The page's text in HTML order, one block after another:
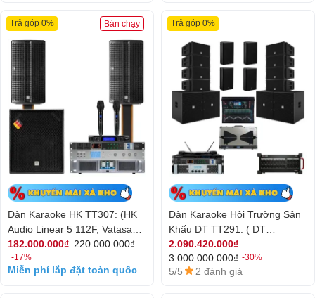
Dàn Karaoke HK TT307: (HK
Audio Linear 5 112F, Vatasa
T10, Vatasa V8Pro, DT
Lion4700, DT Alpha118,
Vatasa P9 Luxury)
Trả góp 0% Bán chạy
182.000.000₫ 220.000.000₫
-17%
Miễn phí lắp đặt toàn quốc
Dàn Karaoke Hội Trường Sân
Khấu DT TT291: ( DT
SIRIUS2A, DT SIRIUSWA, DT
Beta15M,Vatasa SKM9000, DT
Lion408, Allen & Heath SQ6,
Trả góp 0%
2.090.420.000₫
3.000.000.000₫ -30%
5/5 2 đánh giá